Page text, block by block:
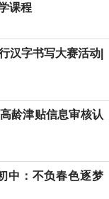
课程
汉字书写大赛活动|
龄津贴信息审核认
中：不负春色逐梦